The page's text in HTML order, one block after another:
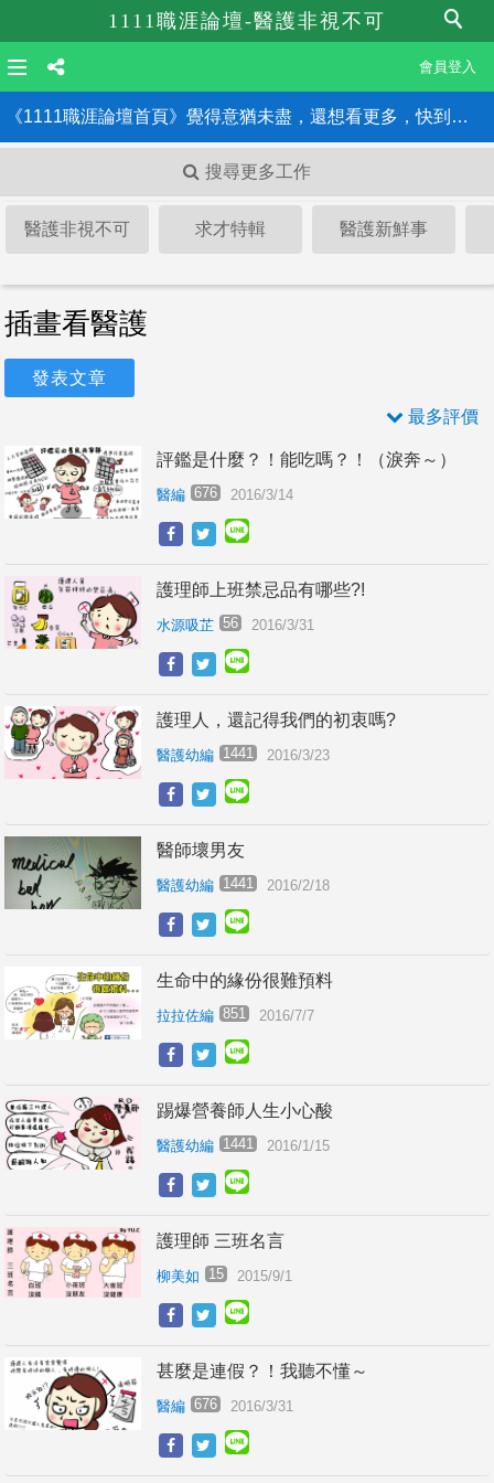
1111職涯論壇-醫護非視不可
會員登入
《1111職涯論壇首頁》覺得意猶未盡，還想看更多，快到職涯論壇首頁！！
搜尋更多工作
醫護非視不可 求才特輯 醫護新鮮事
插畫看醫護
發表文章
最多評價
評鑑是什麼？！能吃嗎？！（淚奔～）
醫編 676 2016/3/14
護理師上班禁忌品有哪些?!
水源吸芷 56 2016/3/31
護理人，還記得我們的初衷嗎?
醫護幼編 1441 2016/3/23
醫師壞男友
醫護幼編 1441 2016/2/18
生命中的緣份很難預料
拉拉佐編 851 2016/7/7
踢爆營養師人生小心酸
醫護幼編 1441 2016/1/15
護理師 三班名言
柳美如 15 2015/9/1
甚麼是連假？！我聽不懂～
醫編 676 2016/3/31